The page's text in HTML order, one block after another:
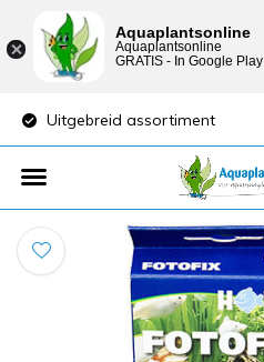
Uitgebreid assortiment
Aquaplantsonline
Aquaplantsonline
GRATIS - In Google Play